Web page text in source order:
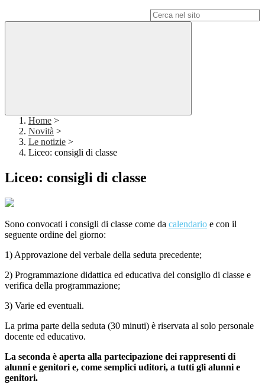
Home >
Novità >
Le notizie >
Liceo: consigli di classe
Liceo: consigli di classe
Sono convocati i consigli di classe come da calendario e con il
seguente ordine del giorno:
1) Approvazione del verbale della seduta precedente;
2) Programmazione didattica ed educativa del consiglio di classe e
verifica della programmazione;
3) Varie ed eventuali.
La prima parte della seduta (30 minuti) è riservata al solo personale
docente ed educativo.
La seconda è aperta alla partecipazione dei rappresenti di
alunni e genitori e, come semplici uditori, a tutti gli alunni e
genitori.